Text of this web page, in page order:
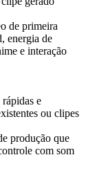
de primeira
energia de
e interação
e
ou clipes
produção que
com som